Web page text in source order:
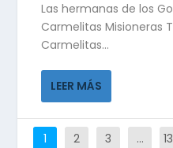
Las hermanas de los
Carmelitas Misioneras
Carmelitas...
LEER MÁS
1 2 3 …